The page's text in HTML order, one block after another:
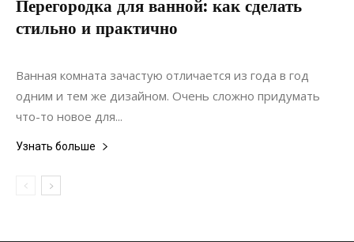
Перегородка для ванной: как сделать
стильно и практично
03.02.2020
Ванная комната зачастую отличается из года в год
одним и тем же дизайном. Очень сложно придумать
что-то новое для...
Узнать больше